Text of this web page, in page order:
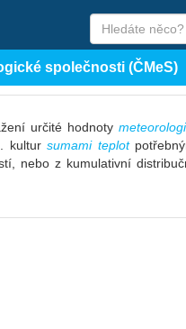
společnosti (ČMeS)
určité hodnoty
kultursumami teplot
nebo z kumulativní